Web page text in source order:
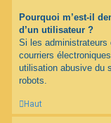
Pourquoi m’est-il
d’un utilisateur ?
Si les
courriers
utilisation abusive du
robots.
Haut